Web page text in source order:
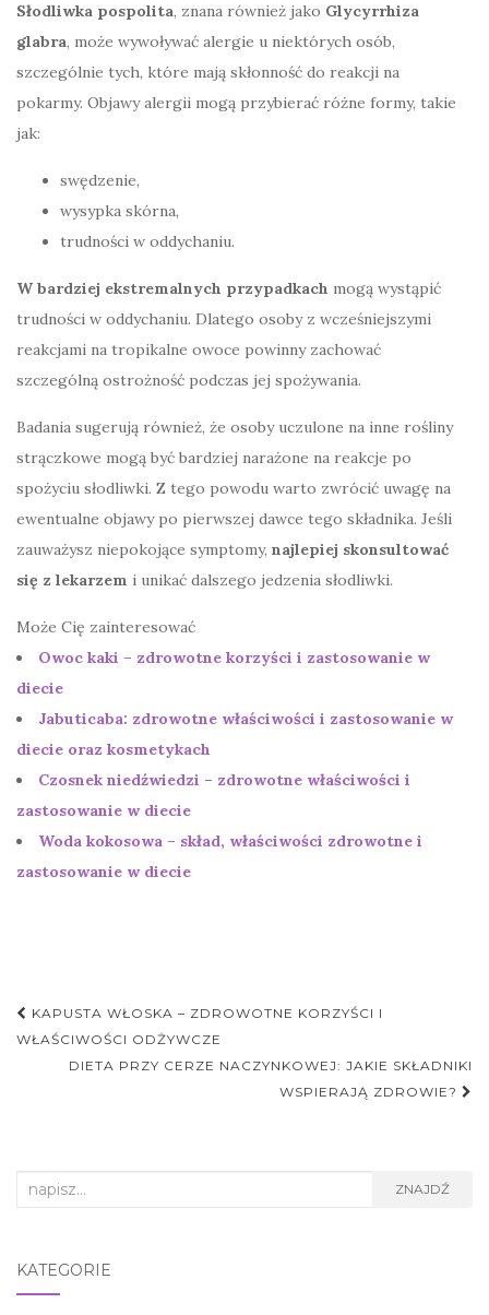
Słodliwka pospolita, znana również jako Glycyrrhiza
glabra, może wywoływać alergie u niektórych osób,
szczególnie tych, które mają skłonność do reakcji na
pokarmy. Objawy alergii mogą przybierać różne formy, takie
jak:
swędzenie,
wysypka skórna,
trudności w oddychaniu.
W bardziej ekstremalnych przypadkach mogą wystąpić
trudności w oddychaniu. Dlatego osoby z wcześniejszymi
reakcjami na tropikalne owoce powinny zachować
szczególną ostrożność podczas jej spożywania.
Badania sugerują również, że osoby uczulone na inne rośliny
strączkowe mogą być bardziej narażone na reakcje po
spożyciu słodliwki. Z tego powodu warto zwrócić uwagę na
ewentualne objawy po pierwszej dawce tego składnika. Jeśli
zauważysz niepokojące symptomy, najlepiej skonsultować
się z lekarzem i unikać dalszego jedzenia słodliwki.
Może Cię zainteresować
Owoc kaki – zdrowotne korzyści i zastosowanie w
diecie
Jabuticaba: zdrowotne właściwości i zastosowanie w
diecie oraz kosmetykach
Czosnek niedźwiedzi – zdrowotne właściwości i
zastosowanie w diecie
Woda kokosowa – skład, właściwości zdrowotne i
zastosowanie w diecie
Nawigacja
postu
KAPUSTA WŁOSKA – ZDROWOTNE KORZYŚCI I
WŁAŚCIWOŚCI ODŻYWCZE
DIETA PRZY CERZE NACZYNKOWEJ: JAKIE SKŁADNIKI
WSPIERAJĄ ZDROWIE?
Search
ZNAJDŹ
KATEGORIE